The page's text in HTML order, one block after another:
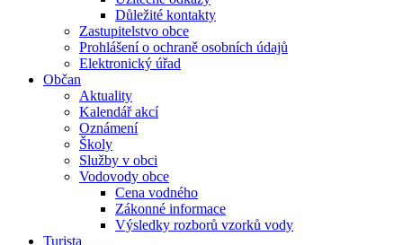
Důležité kontakty
Zastupitelstvo obce
Prohlášení o ochraně osobních údajů
Elektronický úřad
Občan
Aktuality
Kalendář akcí
Oznámení
Školy
Služby v obci
Vodovody obce
Cena vodného
Zákonné informace
Výsledky rozborů vzorků vody
Turista